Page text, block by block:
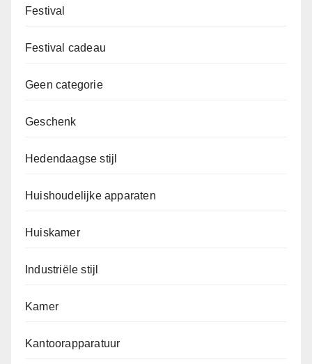
Festival
Festival cadeau
Geen categorie
Geschenk
Hedendaagse stijl
Huishoudelijke apparaten
Huiskamer
Industriële stijl
Kamer
Kantoorapparatuur